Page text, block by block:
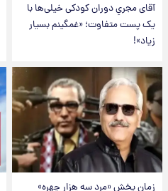
آقای مجریِ دوران کودکی خیلی‌ها با
یک پست متفاوت؛ «غمگینم بسیار
زیاد»!